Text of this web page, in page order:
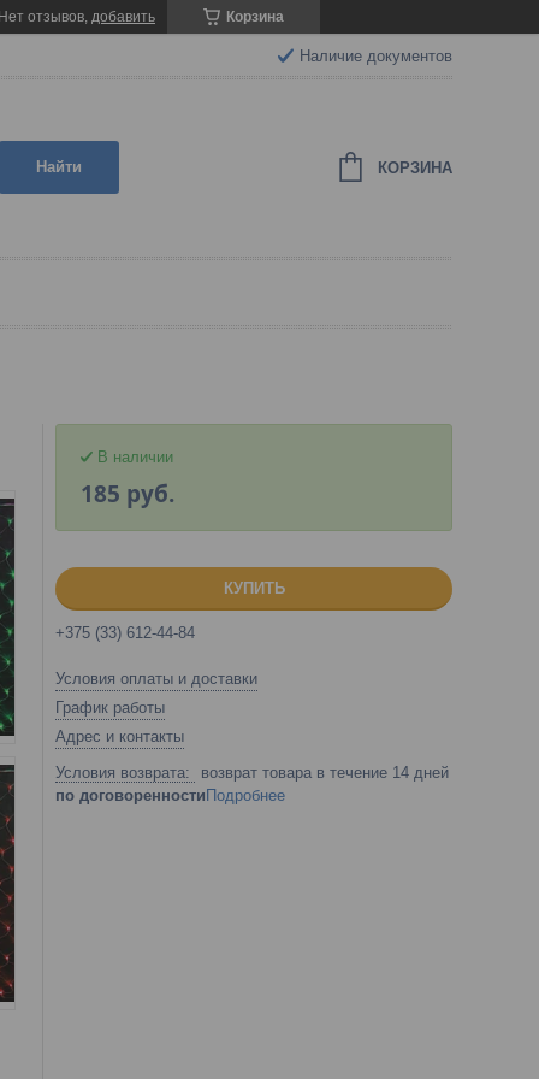
Корзина
отзывов, добавить
Наличие документов
Найти КОРЗИНА
В наличии
185 руб.
КУПИТЬ
+375 (33) 612-44-84
Условия оплаты и доставки
График работы
Адрес и контакты
возврат товара в течение 14 дней
по договоренности Подробнее